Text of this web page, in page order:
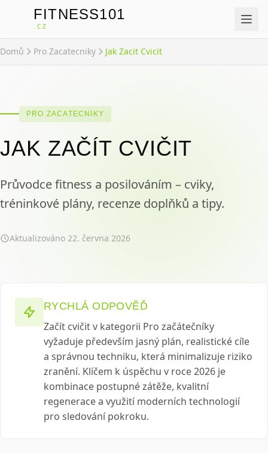
FITNESS101
.CZ
Domů Pro Zacatecniky Jak Zacit Cvicit
PRO ZACATECNIKY
JAK ZAČÍT CVIČIT
Průvodce fitness a posilováním – cviky,
tréninkové plány, recenze doplňků a tipy.
Aktualizováno 22. června 2026
RYCHLÁ ODPOVĚĎ
Začít cvičit v kategorii Pro začátečníky
vyžaduje především jasný plán, realistické cíle
a správnou techniku, která minimalizuje riziko
zranění. Klíčem k úspěchu v roce 2026 je
kombinace postupné zátěže, kvalitní
regenerace a využití moderních technologií
pro sledování pokroku.